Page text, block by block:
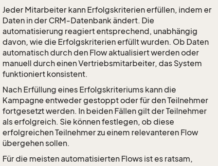
Jeder Mitarbeiter kann Erfolgskriterien erfüllen, indem er
Daten in der CRM-Datenbank ändert. Die
automatisierung reagiert entsprechend, unabhängig
davon, wie die Erfolgskriterien erfüllt wurden. Ob Daten
automatisch durch den Flow aktualisiert werden oder
manuell durch einen Vertriebsmitarbeiter, das System
funktioniert konsistent.
Nach Erfüllung eines Erfolgskriteriums kann die
Kampagne entweder gestoppt oder für den Teilnehmer
fortgesetzt werden. In beiden Fällen gilt der Teilnehmer
als erfolgreich. Sie können festlegen, ob diese
erfolgreichen Teilnehmer zu einem relevanteren Flow
übergehen sollen.
Für die meisten automatisierten Flows ist es ratsam,